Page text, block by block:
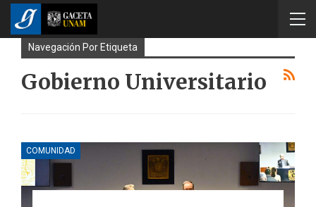
Navegación Por Etiqueta
Gobierno Universitario
COMUNIDAD